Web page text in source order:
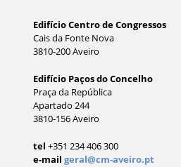
Edifício Centro de Congressos
Cais da Fonte Nova
3810-200 Aveiro
Edifício Paços do Concelho
Praça da República
Apartado 244
3810-156 Aveiro
tel +351 234 406 300
e-mail geral@cm-aveiro.pt